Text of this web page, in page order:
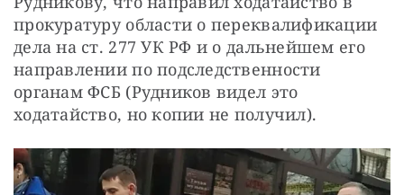
прокуратуру области о переквалификации
дела на ст. 277 УК РФ и о дальнейшем его
направлении по подследственности
органам ФСБ (Рудников видел это
ходатайство, но копии не получил).